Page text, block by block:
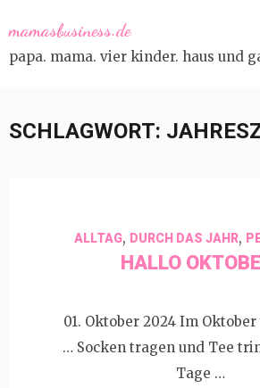
to
content
mamasbusiness.de
papa. mama. vier kinder. haus und
SCHLAGWORT:
ALLTAG, DURCH DAS JAHR,
HALLO
01. Oktober 2024 Im
… Socken tragen und Tee
Tage …